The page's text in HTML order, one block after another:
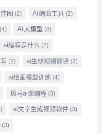
图 (2) AI编曲工具 (2)
AI大模型 (8)
ai编程是什么 (2)
(2) ai生成视频翻译 (3)
ai绘画模型训练 (4)
斑马ai课编程 (3)
ai文字生成视频软件 (3)
(3)